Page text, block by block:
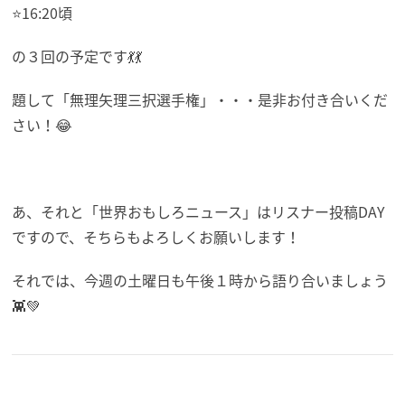
⭐16:20頃
の３回の予定です💃💃
題して「無理矢理三択選手権」・・・是非お付き合いくだ
さい！😂
あ、それと「世界おもしろニュース」はリスナー投稿DAY
ですので、そちらもよろしくお願いします！
それでは、今週の土曜日も午後１時から語り合いましょう
👾💚